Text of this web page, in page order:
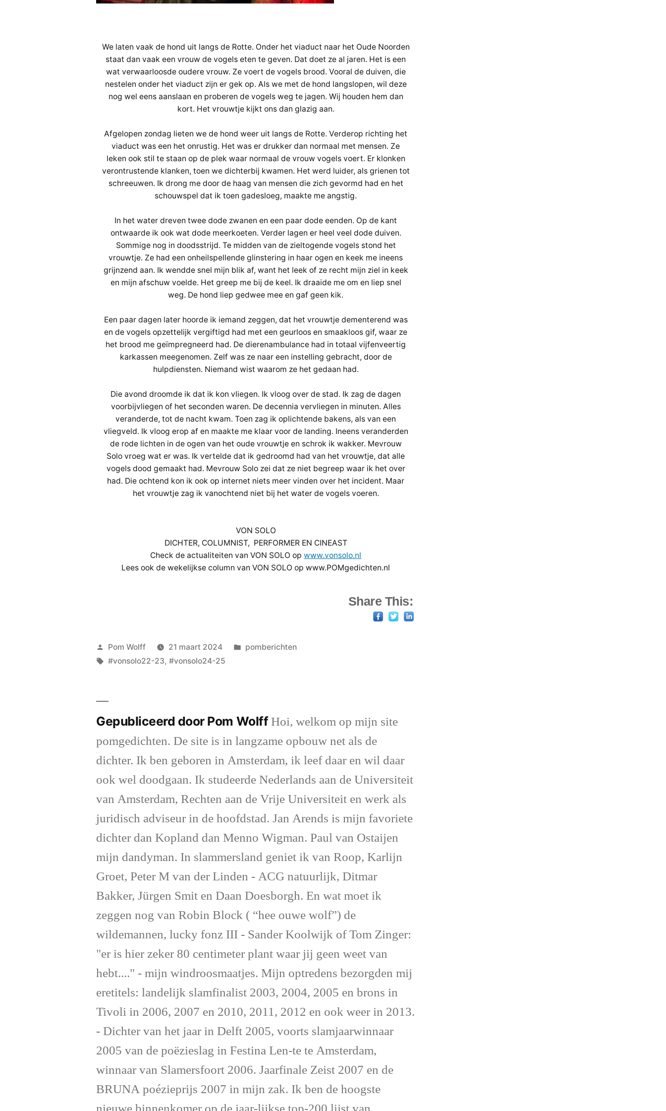
We laten vaak de hond uit langs de Rotte. Onder het viaduct naar het Oude Noorden
staat dan vaak een vrouw de vogels eten te geven. Dat doet ze al jaren. Het is een
wat verwaarloosde oudere vrouw. Ze voert de vogels brood. Vooral de duiven, die
nestelen onder het viaduct zijn er gek op. Als we met de hond langslopen, wil deze
nog wel eens aanslaan en proberen de vogels weg te jagen. Wij houden hem dan
kort. Het vrouwtje kijkt ons dan glazig aan.
Afgelopen zondag lieten we de hond weer uit langs de Rotte. Verderop richting het
viaduct was een het onrustig. Het was er drukker dan normaal met mensen. Ze
leken ook stil te staan op de plek waar normaal de vrouw vogels voert. Er klonken
verontrustende klanken, toen we dichterbij kwamen. Het werd luider, als grienen tot
schreeuwen. Ik drong me door de haag van mensen die zich gevormd had en het
schouwspel dat ik toen gadesloeg, maakte me angstig.
In het water dreven twee dode zwanen en een paar dode eenden. Op de kant
ontwaarde ik ook wat dode meerkoeten. Verder lagen er heel veel dode duiven.
Sommige nog in doodsstrijd. Te midden van de zieltogende vogels stond het
vrouwtje. Ze had een onheilspellende glinstering in haar ogen en keek me ineens
grijnzend aan. Ik wendde snel mijn blik af, want het leek of ze recht mijn ziel in keek
en mijn afschuw voelde. Het greep me bij de keel. Ik draaide me om en liep snel
weg. De hond liep gedwee mee en gaf geen kik.
Een paar dagen later hoorde ik iemand zeggen, dat het vrouwtje dementerend was
en de vogels opzettelijk vergiftigd had met een geurloos en smaakloos gif, waar ze
het brood me geïmpregneerd had. De dierenambulance had in totaal vijfenveertig
karkassen meegenomen. Zelf was ze naar een instelling gebracht, door de
hulpdiensten. Niemand wist waarom ze het gedaan had.
Die avond droomde ik dat ik kon vliegen. Ik vloog over de stad. Ik zag de dagen
voorbijvliegen of het seconden waren. De decennia vervliegen in minuten. Alles
veranderde, tot de nacht kwam. Toen zag ik oplichtende bakens, als van een
vliegveld. Ik vloog erop af en maakte me klaar voor de landing. Ineens veranderden
de rode lichten in de ogen van het oude vrouwtje en schrok ik wakker. Mevrouw
Solo vroeg wat er was. Ik vertelde dat ik gedroomd had van het vrouwtje, dat alle
vogels dood gemaakt had. Mevrouw Solo zei dat ze niet begreep waar ik het over
had. Die ochtend kon ik ook op internet niets meer vinden over het incident. Maar
het vrouwtje zag ik vanochtend niet bij het water de vogels voeren.
VON SOLO
DICHTER, COLUMNIST, PERFORMER EN CINEAST
Check de actualiteiten van VON SOLO opwww.vonsolo.nl
Lees ook de wekelijkse column van VON SOLO op www.POMgedichten.nl
Share This:
Geplaatst
door
Pom Wolff 21 maart 2024
Geplaatst
pomberichten
Tags:
#vonsolo22-23,#vonsolo24-25
Gepubliceerd door Pom WolffHoi, welkom op mijn site
pomgedichten. De site is in langzame opbouw net als de
dichter. Ik ben geboren in Amsterdam, ik leef daar en wil daar
ook wel doodgaan. Ik studeerde Nederlands aan de Universiteit
van Amsterdam, Rechten aan de Vrije Universiteit en werk als
juridisch adviseur in de hoofdstad. Jan Arends is mijn favoriete
dichter dan Kopland dan Menno Wigman. Paul van Ostaijen
mijn dandyman. In slammersland geniet ik van Roop, Karlijn
Groet, Peter M van der Linden - ACG natuurlijk, Ditmar
Bakker, Jürgen Smit en Daan Doesborgh. En wat moet ik
zeggen nog van Robin Block ( “hee ouwe wolf”) de
wildemannen, lucky fonz III - Sander Koolwijk of Tom Zinger:
"er is hier zeker 80 centimeter plant waar jij geen weet van
hebt...." - mijn windroosmaatjes. Mijn optredens bezorgden mij
eretitels: landelijk slamfinalist 2003, 2004, 2005 en brons in
Tivoli in 2006, 2007 en 2010, 2011, 2012 en ook weer in 2013.
- Dichter van het jaar in Delft 2005, voorts slamjaarwinnaar
2005 van de poëzieslag in Festina Len-te te Amsterdam,
winnaar van Slamersfoort 2006. Jaarfinale Zeist 2007 en de
BRUNA poézieprijs 2007 in mijn zak. Ik ben de hoogste